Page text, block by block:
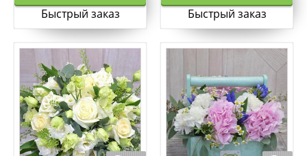
Быстрый заказ Быстрый заказ